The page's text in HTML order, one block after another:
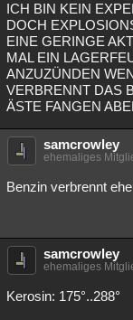
ICH BIN KEIN
DOCH
EINE GERINGE
MAL EIN
ANZUZÜNDEN
VERBRENNT DAS
ÄSTE FANGEN
samcrowley
ehemaliges
Benzin verbrennt
samcrowley
ehemaliges
Kerosin: 175°..288°